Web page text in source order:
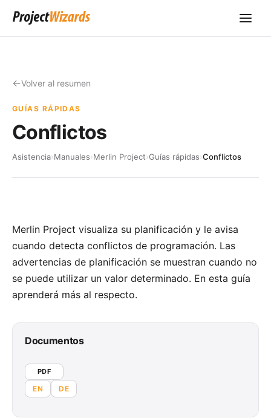
Volver al resumen
GUÍAS RÁPIDAS
Conflictos
Asistencia›Manuales›Merlin Project›Guías rápidas›Conflictos
Merlin Project visualiza su planificación y le avisa
cuando detecta conflictos de programación. Las
advertencias de planificación se muestran cuando no
se puede utilizar un valor determinado. En esta guía
aprenderá más al respecto.
Documentos
PDF
EN DE